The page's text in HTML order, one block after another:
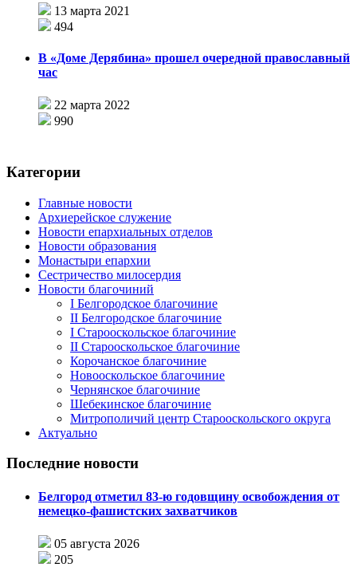
13 марта 2021
494
В «Доме Дерябина» прошел очередной православный
час
22 марта 2022
990
Категории
Главные новости
Архиерейское служение
Новости епархиальных отделов
Новости образования
Монастыри епархии
Сестричество милосердия
Новости благочиний
I Белгородское благочиние
II Белгородское благочиние
I Старооскольское благочиние
II Старооскольское благочиние
Корочанское благочиние
Новооскольское благочиние
Чернянское благочиние
Шебекинское благочиние
Митрополичий центр Старооскольского округа
Актуально
Последние новости
Белгород отметил 83-ю годовщину освобождения от
немецко-фашистских захватчиков
05 августа 2026
205